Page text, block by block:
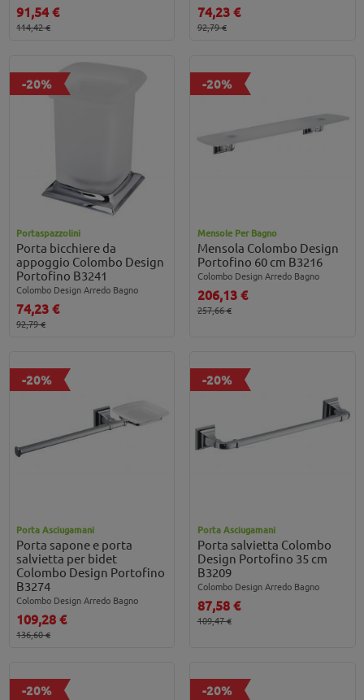
91,54 €
114,42 €
74,23 €
92,79 €
-20%
Portaspazzolini
Porta bicchiere da
appoggio Colombo Design
Portofino B3241
Colombo Design Arredo Bagno
74,23 €
92,79 €
-20%
Mensole Per Bagno
Mensola Colombo Design
Portofino 60 cm B3216
Colombo Design Arredo Bagno
206,13 €
257,66 €
-20%
Porta Asciugamani
Porta sapone e porta
salvietta per bidet
Colombo Design Portofino
B3274
Colombo Design Arredo Bagno
109,28 €
136,60 €
-20%
Porta Asciugamani
Porta salvietta Colombo
Design Portofino 35 cm
B3209
Colombo Design Arredo Bagno
87,58 €
109,47 €
-20% -20%